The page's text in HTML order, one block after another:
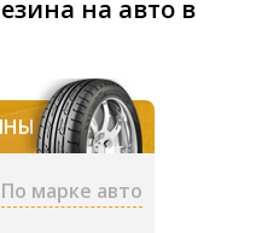
на авто в
По марке авто